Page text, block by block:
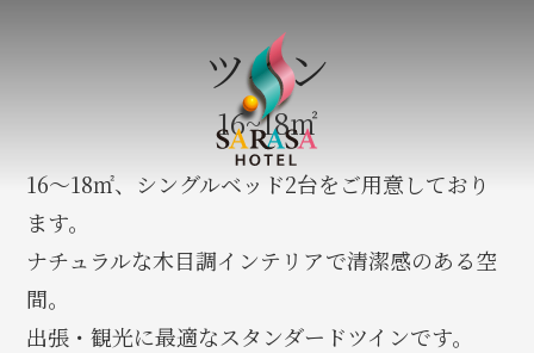
ツイン
16~18㎡
16〜18㎡、シングルベッド2台をご用意しており
ます。
ナチュラルな木目調インテリアで清潔感のある空
間。
出張・観光に最適なスタンダードツインです。